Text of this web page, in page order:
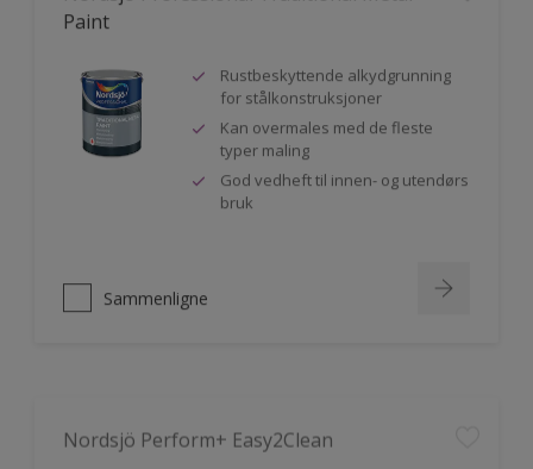
Paint
Rustbeskyttende alkydgrunning
for stålkonstruksjoner
Kan overmales med de fleste
typer maling
God vedheft til innen- og utendørs
bruk
Sammenligne